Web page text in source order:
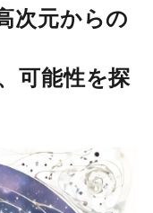
次元からの
可能性を探